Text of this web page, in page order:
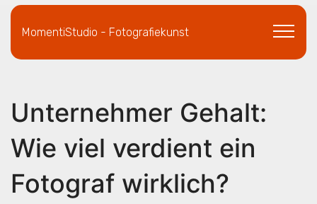
MomentiStudio - Fotografiekunst
Unternehmer Gehalt:
Wie viel verdient ein
Fotograf wirklich?